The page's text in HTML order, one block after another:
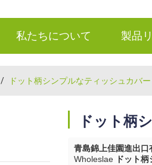
私たちについて 製品
/ ドット柄シンプルなティッシュカバ
ドット柄
青島錦上佳園進出口
Wholeslae ドット